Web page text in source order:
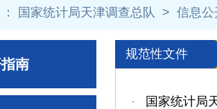
国家统计局天津调查总队 > 信息公
南
规范性文件
· 国家统计局